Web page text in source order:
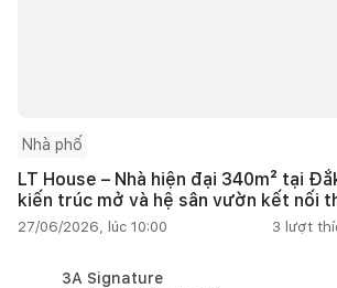
Nhà phố
LT House – Nhà hiện đại 340m² tại
kiến trúc mở và hệ sân vườn kết nối
27/06/2026, lúc 10:00 3 lượt
3A Signature